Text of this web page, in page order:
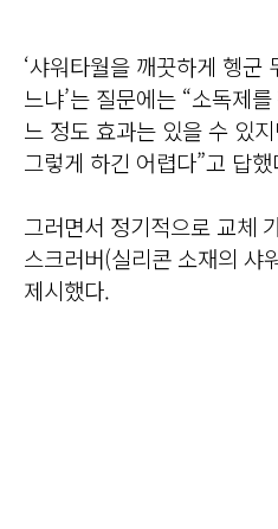
‘샤워타월을 깨끗하게 헹군
느냐’는 질문에는 “소독제
느 정도 효과는 있을 수 있
그렇게 하긴 어렵다”고 답했
그러면서 정기적으로 교체
스크러버(실리콘 소재의 샤
제시했다.